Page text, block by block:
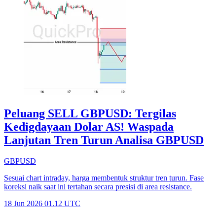
Peluang SELL GBPUSD: Tergilas
Kedigdayaan Dolar AS! Waspada
Lanjutan Tren Turun Analisa GBPUSD
GBPUSD
Sesuai chart intraday, harga membentuk struktur tren turun. Fase
koreksi naik saat ini tertahan secara presisi di area resistance.
18 Jun 2026 01.12 UTC